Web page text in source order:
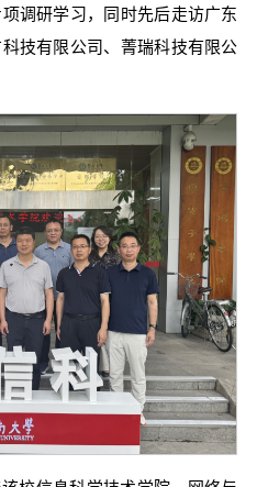
调研学习，同时先后走访广东
技有限公司、菁瑞科技有限公